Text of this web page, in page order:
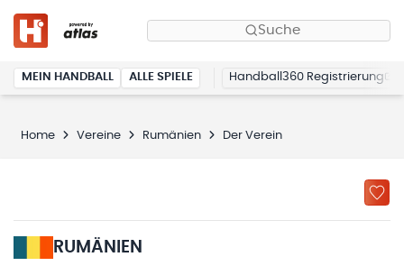
Suche
MEIN HANDBALL ALLE SPIELE Handball360 Registrierung
Home Vereine Rumänien Der Verein
RUMÄNIEN